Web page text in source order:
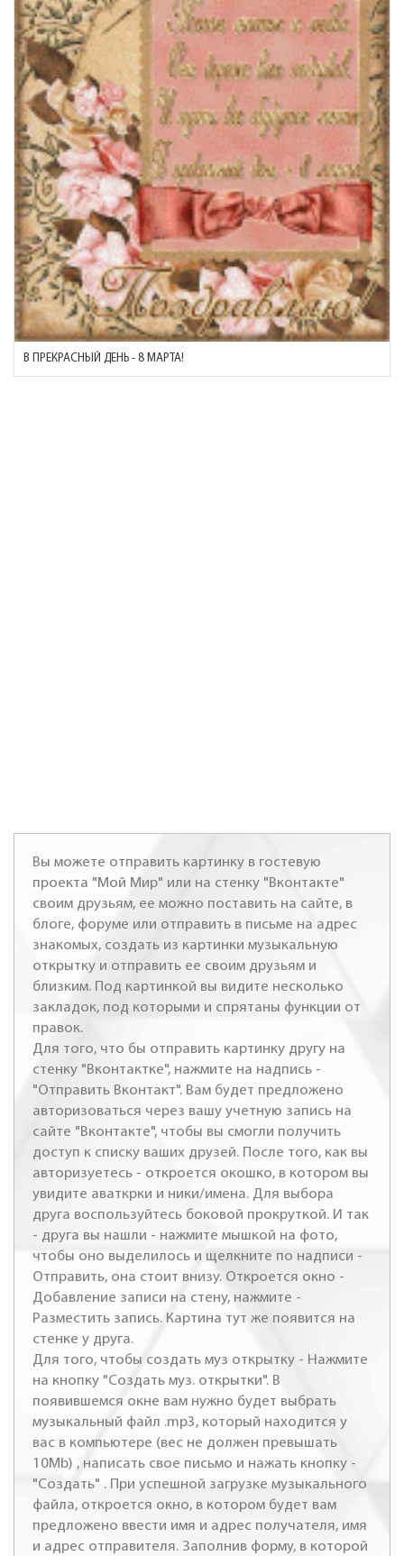
В ПРЕКРАСНЫЙ ДЕНЬ - 8 МАРТА!
Вы можете отправить картинку в гостевую
проекта "Мой Мир" или на стенку "Вконтакте"
своим друзьям, ее можно поставить на сайте, в
блоге, форуме или отправить в письме на адрес
знакомых, создать из картинки музыкальную
открытку и отправить ее своим друзьям и
близким. Под картинкой вы видите несколько
закладок, под которыми и спрятаны функции от
правок.
Для того, что бы отправить картинку другу на
стенку "Вконтактке", нажмите на надпись -
"Отправить Вконтакт". Вам будет предложено
авторизоваться через вашу учетную запись на
сайте "Вконтакте", чтобы вы смогли получить
доступ к списку ваших друзей. После того, как вы
авторизуетесь - откроется окошко, в котором вы
увидите аваткрки и ники/имена. Для выбора
друга воспользуйтесь боковой прокруткой. И так
- друга вы нашли - нажмите мышкой на фото,
чтобы оно выделилось и щелкните по надписи -
Отправить, она стоит внизу. Откроется окно -
Добавление записи на стену, нажмите -
Разместить запись. Картина тут же появится на
стенке у друга.
Для того, чтобы создать муз открытку - Нажмите
на кнопку "Создать муз. открытки". В
появившемся окне вам нужно будет выбрать
музыкальный файл .mp3, который находится у
вас в компьютере (вес не должен превышать
10Mb) , написать свое письмо и нажать кнопку -
"Создать" . При успешной загрузке музыкального
файла, откроется окно, в котором будет вам
предложено ввести имя и адрес получателя, имя
и адрес отправителя. Заполнив форму, в которой